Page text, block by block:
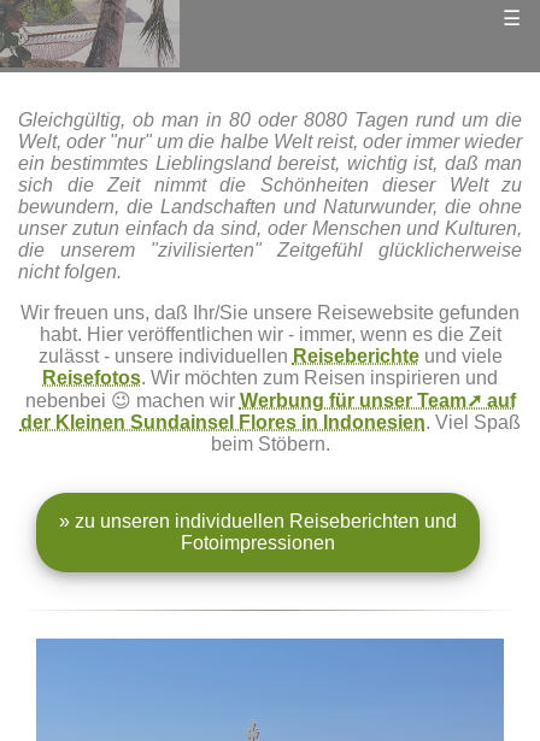
☰
Gleichgültig, ob man in 80 oder 8080 Tagen rund um die
Welt, oder "nur" um die halbe Welt reist, oder immer wieder
ein bestimmtes Lieblingsland bereist, wichtig ist, daß man
sich die Zeit nimmt die Schönheiten dieser Welt zu
bewundern, die Landschaften und Naturwunder, die ohne
unser zutun einfach da sind, oder Menschen und Kulturen,
die unserem "zivilisierten" Zeitgefühl glücklicherweise
nicht folgen.
Wir freuen uns, daß Ihr/Sie unsere Reisewebsite gefunden
habt. Hier veröffentlichen wir - immer, wenn es die Zeit
zulässt - unsere individuellen Reiseberichteund viele
Reisefotos. Wir möchten zum Reisen inspirieren und
nebenbei 😉 machen wir Werbung für unser Team➚ auf
der Kleinen Sundainsel Flores in Indonesien. Viel Spaß
beim Stöbern.
» zu unseren individuellen Reiseberichten und
Fotoimpressionen